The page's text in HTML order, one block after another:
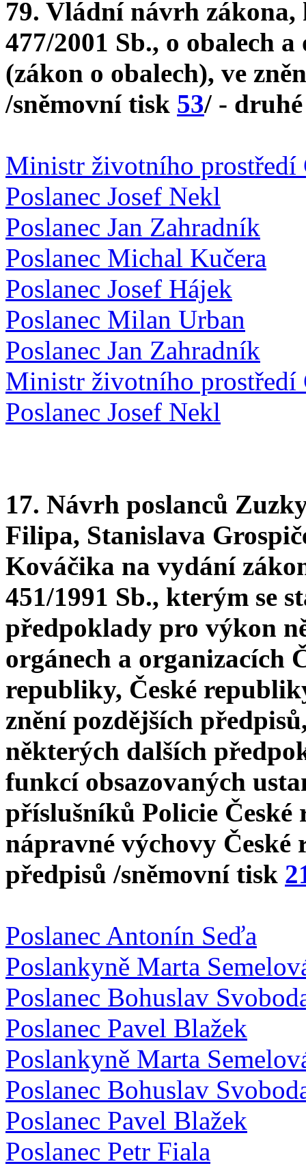
79. Vládní návrh zákona,
477/2001 Sb., o obalech
(zákon o obalech), ve
/sněmovní tisk 53/ -
Ministr životního prostředí
Poslanec Josef Nekl
Poslanec Jan Zahradník
Poslanec Michal Kučera
Poslanec Josef Hájek
Poslanec Milan Urban
Poslanec Jan Zahradník
Ministr životního prostředí
Poslanec Josef Nekl
17. Návrh poslanců
Filipa, Stanislava
Kováčika na vydání
451/1991 Sb., kterým se
předpoklady pro výkon
orgánech a organizacích
republiky, České
znění pozdějších
některých dalších
funkcí obsazovaných
příslušníků Policie
nápravné výchovy České
předpisů /sněmovní tisk
Poslanec Antonín Seďa
Poslankyně Marta
Poslanec Bohuslav
Poslanec Pavel Blažek
Poslankyně Marta
Poslanec Bohuslav
Poslanec Pavel Blažek
Poslanec Petr Fiala